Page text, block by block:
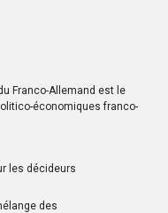
Franco-Allemand est le
économiques franco-
les décideurs
des